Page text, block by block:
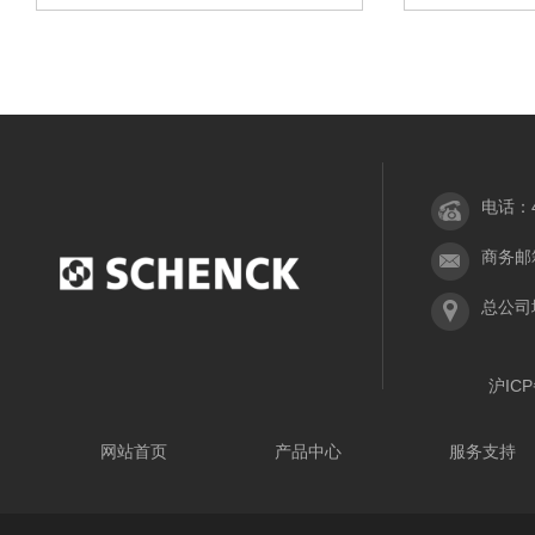
电话
商务
总公
沪
网站首页 产品中心 服务支持